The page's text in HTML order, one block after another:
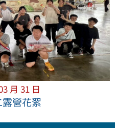
月 31 日
營花絮